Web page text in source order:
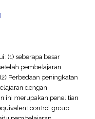
(1) seberapa besar
pembelajaran
Perbedaan peningkatan
dengan
ini merupakan penelitian
control group